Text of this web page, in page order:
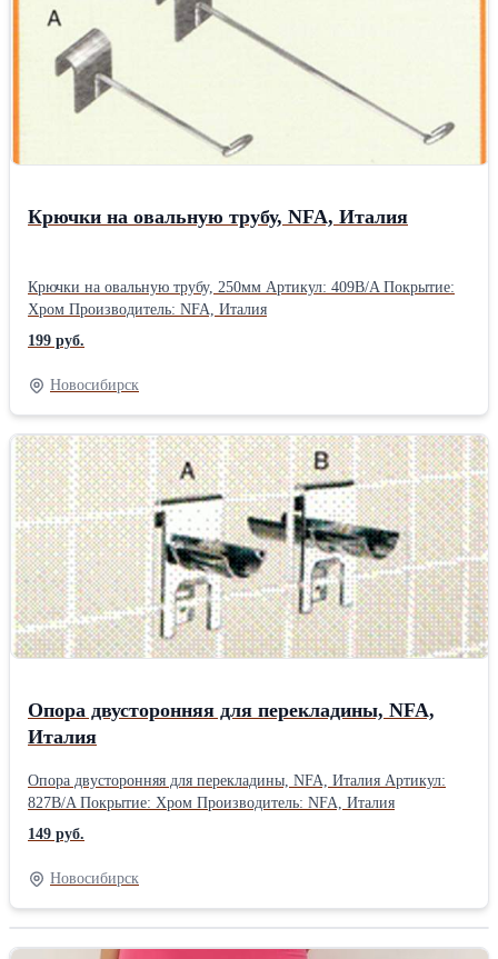
Крючки на овальную трубу, NFA, Италия
Крючки на овальную трубу, 250мм Артикул: 409B/A Покрытие:
Хром Производитель: NFA, Италия
199 руб.
Новосибирск
Опора двусторонняя для перекладины, NFA,
Италия
Опора двусторонняя для перекладины, NFA, Италия Артикул:
827B/A Покрытие: Хром Производитель: NFA, Италия
149 руб.
Новосибирск